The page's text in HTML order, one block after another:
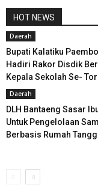
HOT NEWS
Daerah
Bupati Kalatiku
Hadiri Rakor Disdik
Kepala Sekolah Se-
Daerah
DLH Bantaeng Sasar
Untuk Pengelolaan
Berbasis Rumah